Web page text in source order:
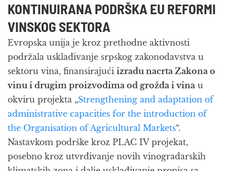
KONTINUIRANA PODRŠKA EU REFORMI
VINSKOG SEKTORA
Evropska unija je kroz prethodne aktivnosti
podržala usklađivanje srpskog zakonodavstva u
sektoru vina, finansirajući izradu nacrta Zakona o
vinu i drugim proizvodima od grožđa i vina u
okviru projekta „Strengthening and adaptation of
administrative capacities for the introduction of
the Organisation of Agricultural Markets“.
Nastavkom podrške kroz PLAC IV projekat,
posebno kroz utvrđivanje novih vinogradarskih